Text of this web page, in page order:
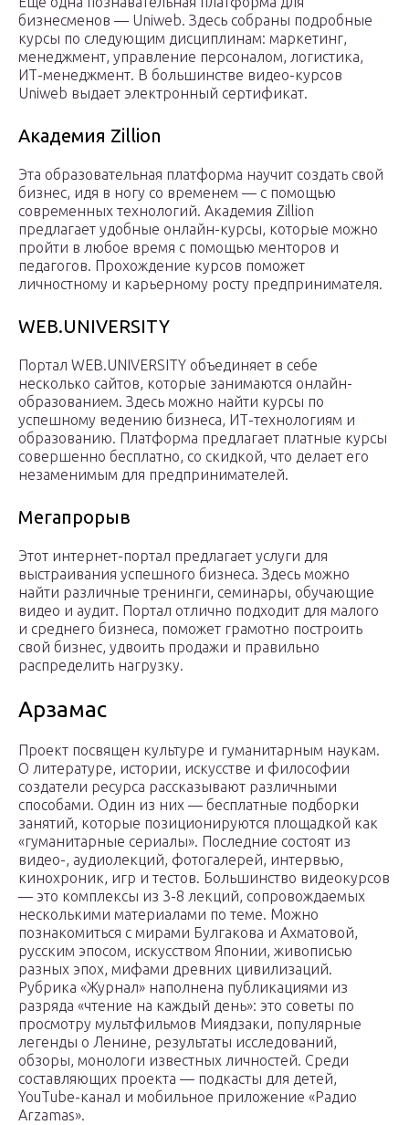
бизнесменов — Uniweb. Здесь собраны подробные
курсы по следующим дисциплинам: маркетинг,
менеджмент, управление персоналом, логистика,
ИТ-менеджмент. В большинстве видео-курсов
Uniweb выдает электронный сертификат.
Академия Zillion
Эта образовательная платформа научит создать свой
бизнес, идя в ногу со временем — с помощью
современных технологий. Академия Zillion
предлагает удобные онлайн-курсы, которые можно
пройти в любое время с помощью менторов и
педагогов. Прохождение курсов поможет
личностному и карьерному росту предпринимателя.
WEB.UNIVERSITY
Портал WEB.UNIVERSITY объединяет в себе
несколько сайтов, которые занимаются онлайн-
образованием. Здесь можно найти курсы по
успешному ведению бизнеса, ИТ-технологиям и
образованию. Платформа предлагает платные курсы
совершенно бесплатно, со скидкой, что делает его
незаменимым для предпринимателей.
Мегапрорыв
Этот интернет-портал предлагает услуги для
выстраивания успешного бизнеса. Здесь можно
найти различные тренинги, семинары, обучающие
видео и аудит. Портал отлично подходит для малого
и среднего бизнеса, поможет грамотно построить
свой бизнес, удвоить продажи и правильно
распределить нагрузку.
Арзамас
Проект посвящен культуре и гуманитарным наукам.
О литературе, истории, искусстве и философии
создатели ресурса рассказывают различными
способами. Один из них — бесплатные подборки
занятий, которые позиционируются площадкой как
«гуманитарные сериалы». Последние состоят из
видео-, аудиолекций, фотогалерей, интервью,
кинохроник, игр и тестов. Большинство видеокурсов
— это комплексы из 3-8 лекций, сопровождаемых
несколькими материалами по теме. Можно
познакомиться с мирами Булгакова и Ахматовой,
русским эпосом, искусством Японии, живописью
разных эпох, мифами древних цивилизаций.
Рубрика «Журнал» наполнена публикациями из
разряда «чтение на каждый день»: это советы по
просмотру мультфильмов Миядзаки, популярные
легенды о Ленине, результаты исследований,
обзоры, монологи известных личностей. Среди
составляющих проекта — подкасты для детей,
YouTube-канал и мобильное приложение «Радио
Arzamas».